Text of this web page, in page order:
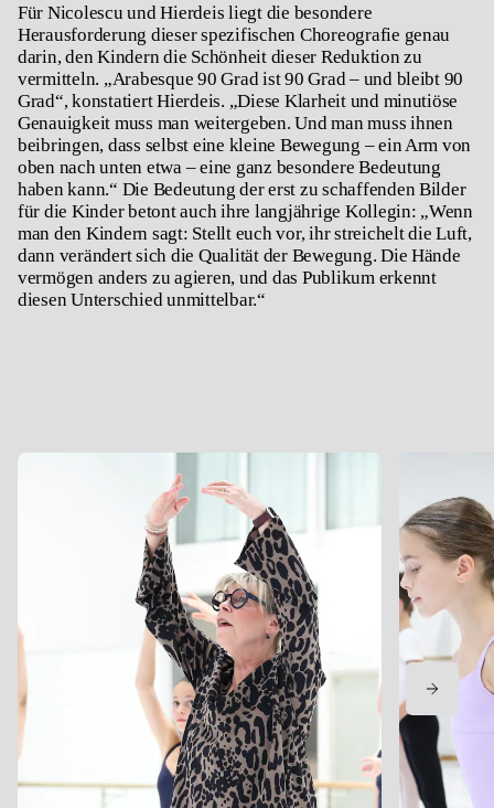
Für Nicolescu und Hierdeis liegt die besondere
Herausforderung dieser spezifischen Choreografie genau
darin, den Kindern die Schönheit dieser Reduktion zu
vermitteln. „Arabesque 90 Grad ist 90 Grad – und bleibt 90
Grad“, konstatiert Hierdeis. „Diese Klarheit und minutiöse
Genauigkeit muss man weitergeben. Und man muss ihnen
beibringen, dass selbst eine kleine Bewegung – ein Arm von
oben nach unten etwa – eine ganz besondere Bedeutung
haben kann.“ Die Bedeutung der erst zu schaffenden Bilder
für die Kinder betont auch ihre langjährige Kollegin: „Wenn
man den Kindern sagt: Stellt euch vor, ihr streichelt die Luft,
dann verändert sich die Qualität der Bewegung. Die Hände
vermögen anders zu agieren, und das Publikum erkennt
diesen Unterschied unmittelbar.“